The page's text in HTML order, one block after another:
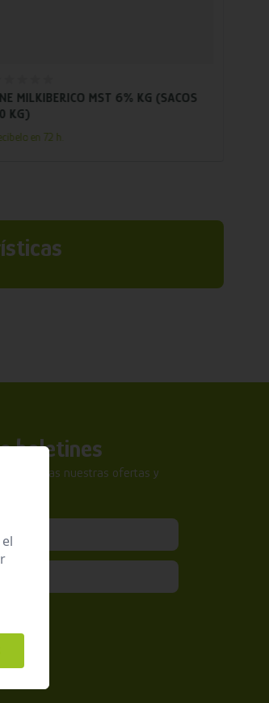
MILKIBERICO MST 6% KG (SACOS
KG)
en 72 h.
boletines
te pierdas nuestras ofertas y